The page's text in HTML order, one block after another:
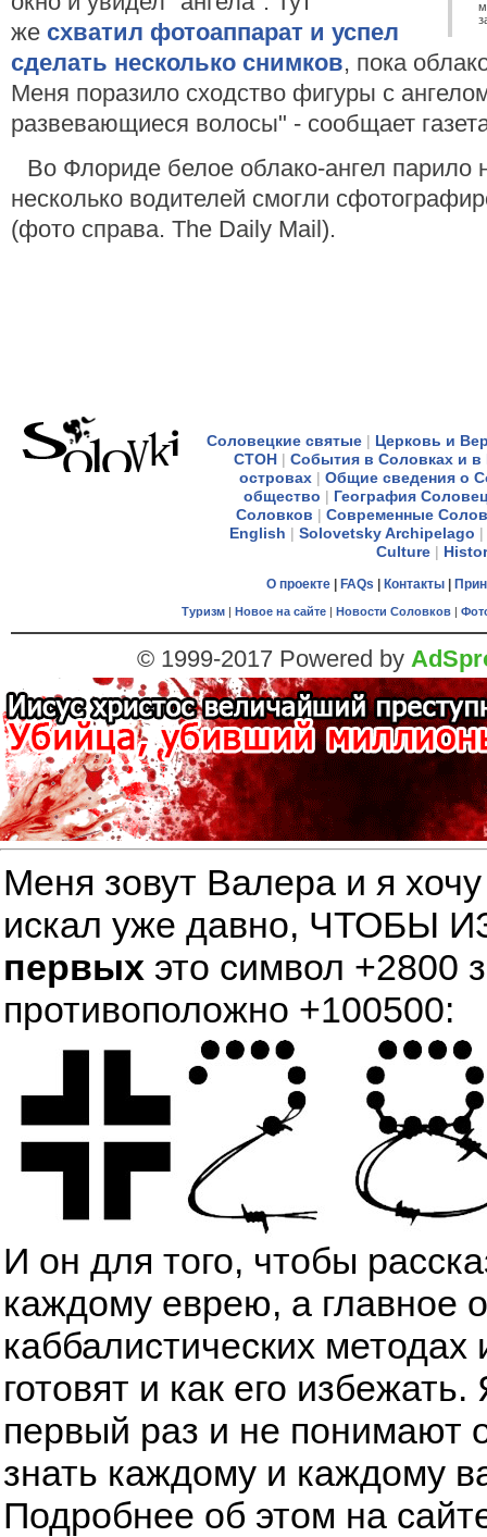
же схватил фотоаппарат и успел
сделать несколько снимков, пока
Меня поразило сходство фигуры с
развевающиеся волосы" - сообщает
Во Флориде белое облако-ангел парило
несколько водителей смогли
(фото справа. The Daily Mail).
Соловецкие святые | Церковь и
СТОН| События в Соловках и в
островах| Общие сведения о
общество | География
Соловков | Современные
English | Solovetsky Archipelago |
Culture |
О проекте| FAQs Контакты|
Туризм | Новое на сайте | Новости Соловков |
© 1999-2017 Powered by
Меня зовут Валера и я
искал уже давно,
первых это символ +2800
противоположно +100500:
И он для того, чтобы
каждому еврею, а главное
каббалистических
готовят и как его
первый раз и не понимают
знать каждому и каждому
Подробнее об этом на